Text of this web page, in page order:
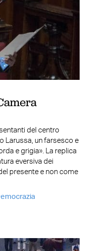
del centro
Larussa, un farsesco e
e grigia». La replica
eversiva dei
presente e non come